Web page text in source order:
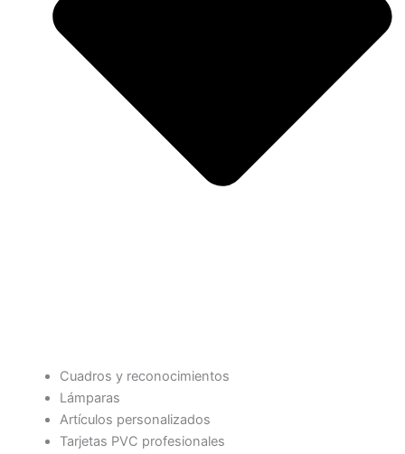
Cuadros y reconocimientos
Lámparas
Artículos personalizados
Tarjetas PVC profesionales